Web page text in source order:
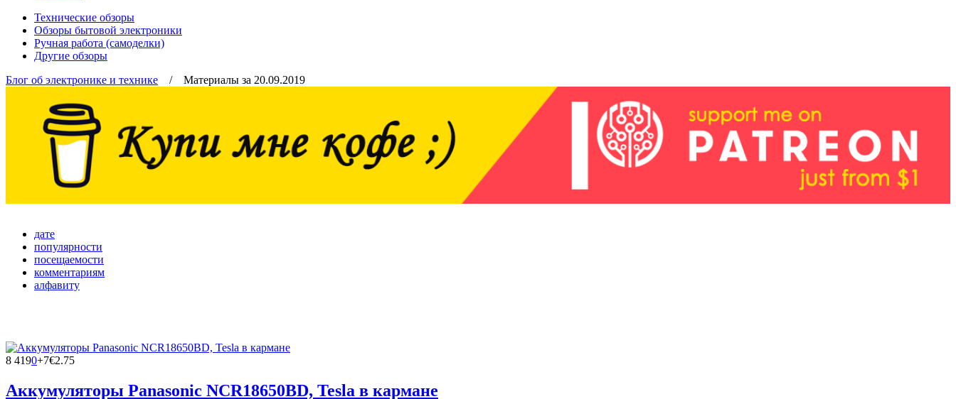
Технические обзоры
Обзоры бытовой электроники
Ручная работа (самоделки)
Другие обзоры
Блог об электронике и технике / Материалы за 20.09.2019
дате
популярности
посещаемости
комментариям
алфавиту
8 4190+7€2.75
Аккумуляторы Panasonic NCR18650BD, Tesla в кармане